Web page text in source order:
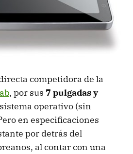
competidora de la
, por sus 7 pulgadas y
operativo (sin
en especificaciones
por detrás del
al contar con una